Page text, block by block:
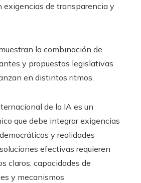
exigencias de transparencia y
la combinación de
y propuestas legislativas
en distintos ritmos.
de la IA es un
que debe integrar exigencias
y realidades
efectivas requieren
claros, capacidades de
y mecanismos